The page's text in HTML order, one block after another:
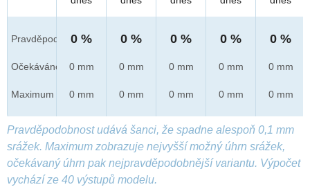
Pravděpod.
Očekáváno
Maximum
0 %
0 mm
0 mm
0 %
0 mm
0 mm
0 %
0 mm
0 mm
0 %
0 mm
0 mm
0 %
0 mm
0 mm
Pravděpodobnost udává šanci, že spadne alespoň 0,1 mm
srážek. Maximum zobrazuje nejvyšší možný úhrn srážek,
očekávaný úhrn pak nejpravděpodobnější variantu. Výpočet
vychází ze 40 výstupů modelu.